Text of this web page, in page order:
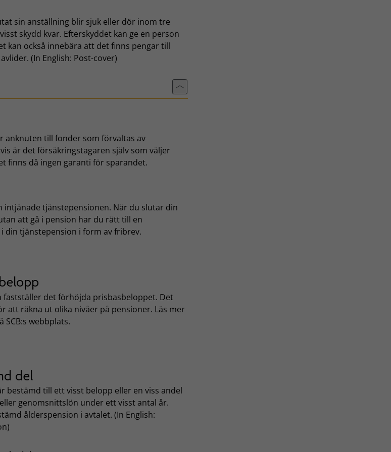
sin anställning blir sjuk eller dör inom tre
skydd kvar. Efterskyddet kan ge en person
kan också innebära att det finns pengar till
(In English: Post-cover)
Till toppen av sidan
anknuten till fonder som förvaltas av
är det försäkringstagaren själv som väljer
finns då ingen garanti för sparandet.
intjänade tjänstepensionen. När du slutar din
att gå i pension har du rätt till en
din tjänstepension i form av fribrev.
fastställer det förhöjda prisbasbeloppet. Det
att räkna ut olika nivåer på pensioner. Läs mer
webbplats.
del
bestämd till ett visst belopp eller en viss andel
genomsnittslön under ett visst antal år.
ålderspension i avtalet. (In English: